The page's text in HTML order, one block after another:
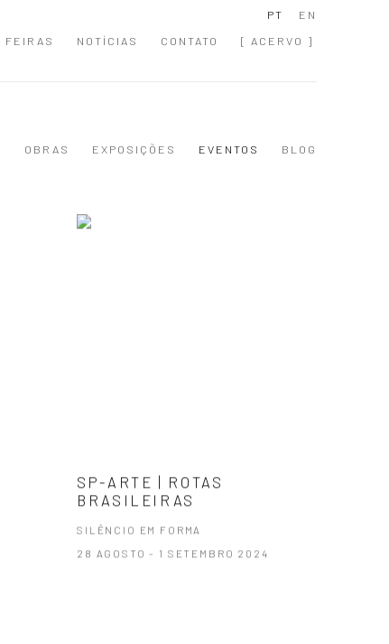
FEIRAS NOTÍCIAS CONTATO [ ACERVO ]
PT EN
OBRAS EXPOSIÇÕES EVENTOS BLOG
SP-ARTE | ROTAS
BRASILEIRAS
SILÊNCIO EM FORMA
28 AGOSTO - 1 SETEMBRO 2024